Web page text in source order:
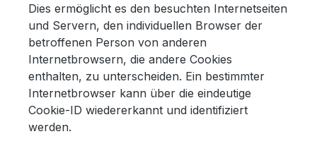
Dies ermöglicht es den besuchten Internetseiten
und Servern, den individuellen Browser der
betroffenen Person von anderen
Internetbrowsern, die andere Cookies
enthalten, zu unterscheiden. Ein bestimmter
Internetbrowser kann über die eindeutige
Cookie-ID wiedererkannt und identifiziert
werden.